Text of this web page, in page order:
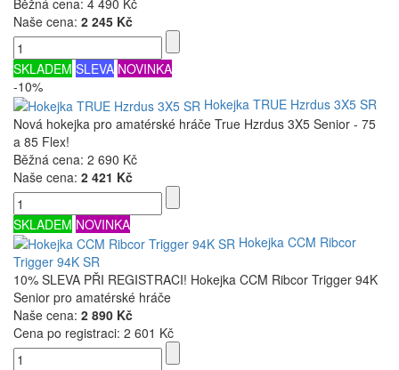
Naše cena: 2 245 Kč
SKLADEM SLEVA NOVINKA
-10%
Hokejka TRUE Hzrdus 3X5 SR
Nová hokejka pro amatérské hráče True Hzrdus 3X5 Senior - 75
a 85 Flex!
Běžná cena: 2 690 Kč
Naše cena: 2 421 Kč
SKLADEM NOVINKA
Hokejka CCM Ribcor
Trigger 94K SR
10% SLEVA PŘI REGISTRACI! Hokejka CCM Ribcor Trigger 94K
Senior pro amatérské hráče
Naše cena: 2 890 Kč
Cena po registraci: 2 601 Kč